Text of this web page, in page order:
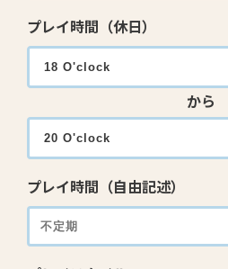
プレイ時間（休日）
から
プレイ時間（自由記述）